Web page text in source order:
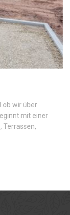
ob wir über
mit einer
Terrassen,